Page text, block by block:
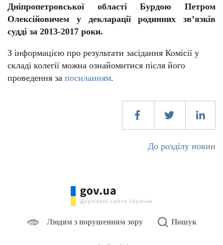
Дніпропетровської області Бурдою Петром
Олексійовичем у декларації родинних зв’язків
судді за 2013-2017 роки.
З інформацією про результати засідання Комісії у
складі колегії можна ознайомитися після його
проведення за посиланням.
До розділу новин
Людям з порушенням зору Пошук